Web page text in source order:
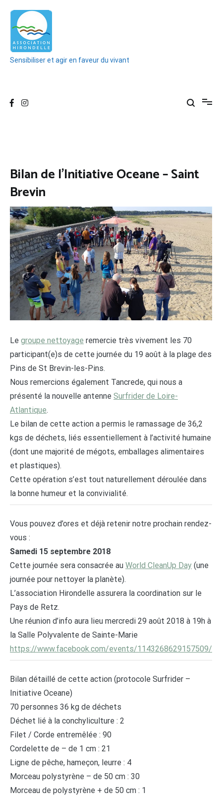
contenu
Sensibiliser et agir en faveur du vivant
Bilan de l’Initiative Oceane – Saint
Brevin
Le groupe nettoyage remercie très vivement les 70
participant(e)s de cette journée du 19 août à la plage des
Pins de St Brevin-les-Pins.
Nous remercions également Tancrede, qui nous a
présenté la nouvelle antenne Surfrider de Loire-
Atlantique.
Le bilan de cette action a permis le ramassage de 36,2
kgs de déchets, liés essentiellement à l’activité humaine
(dont une majorité de mégots, emballages alimentaires
et plastiques).
Cette opération s’est tout naturellement déroulée dans
la bonne humeur et la convivialité.
Vous pouvez d’ores et déjà retenir notre prochain rendez-
vous :
Samedi 15 septembre 2018
Cette journée sera consacrée au World CleanUp Day (une
journée pour nettoyer la planète).
L’association Hirondelle assurera la coordination sur le
Pays de Retz.
Une réunion d’info aura lieu mercredi 29 août 2018 à 19h à
la Salle Polyvalente de Sainte-Marie
https://www.facebook.com/events/1143268629157509/
Bilan détaillé de cette action (protocole Surfrider –
Initiative Oceane)
70 personnes 36 kg de déchets
Déchet lié à la conchyliculture : 2
Filet / Corde entremêlée : 90
Cordelette de – de 1 cm : 21
Ligne de pêche, hameçon, leurre : 4
Morceau polystyrène – de 50 cm : 30
Morceau de polystyrène + de 50 cm : 1